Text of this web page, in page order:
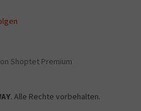
Shoptet Premium
. Alle Rechte vorbehalten.